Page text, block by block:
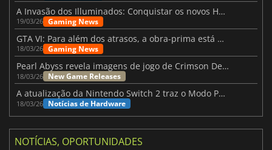
A Invasão dos Illuminados: Conquistar os novos Helldivers 2 Atualização!
19/03/26 Gaming News
GTA VI: Para além dos atrasos, a obra-prima está quase a chegar
18/03/26 Gaming News
Pearl Abyss revela imagens de jogo de Crimson Desert para a PS5
18/03/26 New Game Releases
A atualização da Nintendo Switch 2 traz o Modo Portátil aos jogos mais antigos da Switch
18/03/26 Notícias de Hardware
NOTÍCIAS, OPORTUNIDADES